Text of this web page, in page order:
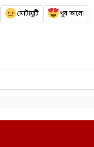
মোটামুটি খুব ভালো